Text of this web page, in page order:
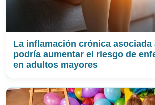
La inflamación crónica asociada
podría aumentar el riesgo de
en adultos mayores